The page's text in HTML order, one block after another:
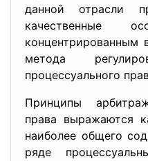
данной отрасли
качественные
концентрированным
метода
процессуального
Принципы
права выражаются
наиболее общего
ряде